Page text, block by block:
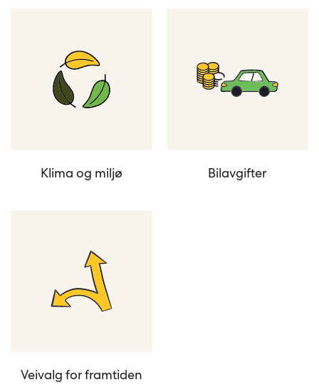
Klima og miljø Bilavgifter
Veivalg for framtiden